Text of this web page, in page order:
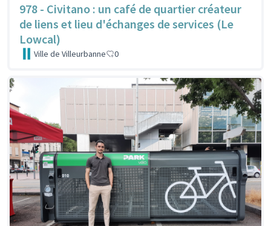
978 - Civitano : un café de quartier créateur
de liens et lieu d'échanges de services (Le
Lowcal)
Ville de Villeurbanne 0